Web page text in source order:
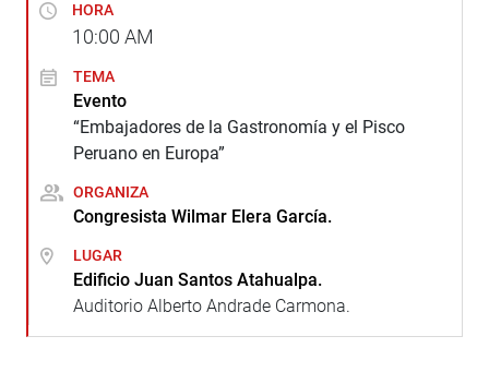
HORA
10:00 AM
TEMA
Evento
“Embajadores de la Gastronomía y el Pisco
Peruano en Europa”
ORGANIZA
Congresista Wilmar Elera García.
LUGAR
Edificio Juan Santos Atahualpa.
Auditorio Alberto Andrade Carmona.